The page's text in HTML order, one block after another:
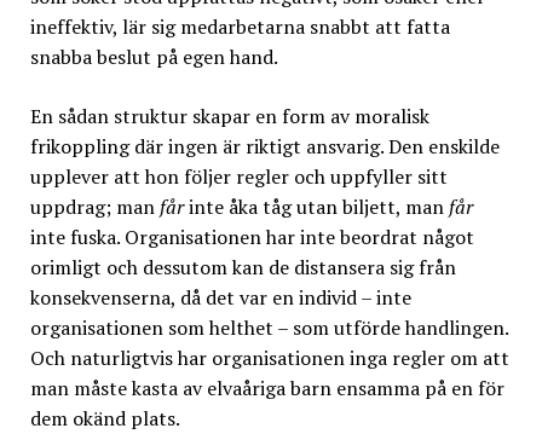
ineffektiv, lär sig medarbetarna snabbt att fatta
snabba beslut på egen hand.
En sådan struktur skapar en form av moralisk
frikoppling där ingen är riktigt ansvarig. Den enskilde
upplever att hon följer regler och uppfyller sitt
uppdrag; manfårinte åka tåg utan biljett, manfår
inte fuska. Organisationen har inte beordrat något
orimligt och dessutom kan de distansera sig från
konsekvenserna, då det var en individ – inte
organisationen som helthet – som utförde handlingen.
Och naturligtvis har organisationen inga regler om att
man måste kasta av elvaåriga barn ensamma på en för
dem okänd plats.